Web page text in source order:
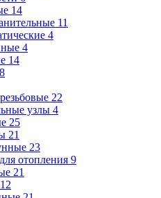
14
11
4
4
14
22
узлы 4
25
21
23
отопления 9
21
12